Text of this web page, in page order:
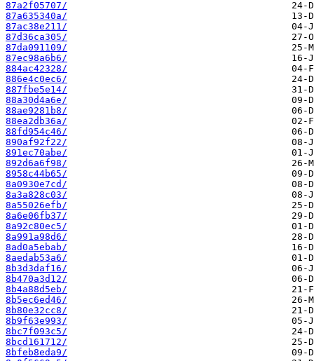
87a2f05707/
87a635340a/
87ac38e211/
87d36ca305/
87da091109/
87ec98a6b6/
884ac42328/
886e4c0ec6/
887fbe5e14/
88a30d4a6e/
88ae9281b8/
88ea2db36a/
88fd954c46/
890af92f22/
891ec70abe/
892d6a6f98/
8958c44b65/
8a0930e7cd/
8a3a828c03/
8a55026efb/
8a6e06fb37/
8a92c80ec5/
8a991a98d6/
8ad0a5ebab/
8aedab53a6/
8b3d3daf16/
8b470a3d12/
8b4a88d5eb/
8b5ec6ed46/
8b80e32cc8/
8b9f63e993/
8bc7f093c5/
8bcd161712/
8bfeb8eda9/